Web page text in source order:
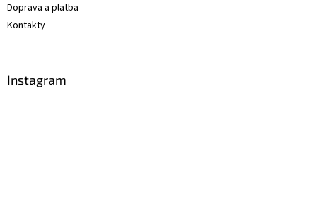
Doprava a platba
Kontakty
Instagram